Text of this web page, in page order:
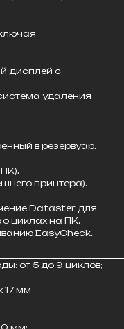
дисплей с
удаления
в резервуар.
принтера).
Dataster для
о циклах на ПК.
EasyCheck.
от 5 до 9 циклов;
17 мм